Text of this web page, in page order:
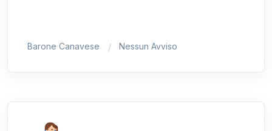
Barone Canavese Nessun Avviso